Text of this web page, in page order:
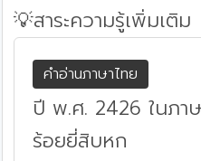
💡สาระความรู้เพิ่มเติม
คำอ่านภาษาไทย
ปี พ.ศ. 2426 ในภา
ร้อยยี่สิบหก